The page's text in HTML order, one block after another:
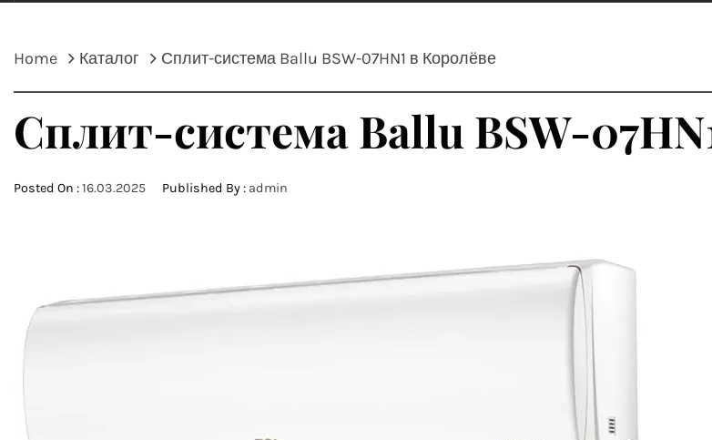
Home Каталог Сплит-система Ballu BSW-07HN1 в Королёве
Сплит-система Ballu BSW-
Posted On :16.03.2025 Published By : admin